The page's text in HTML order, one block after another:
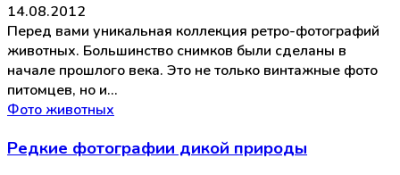
14.08.2012
Перед вами уникальная коллекция ретро-фотографий
животных. Большинство снимков были сделаны в
начале прошлого века. Это не только винтажные фото
питомцев, но и…
Фото животных
Редкие фотографии дикой природы